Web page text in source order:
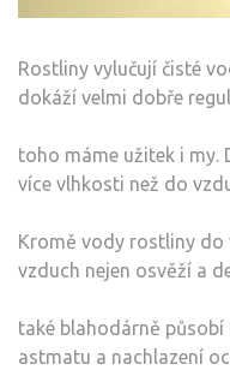
Rostliny vylučují čisté
dokáží velmi dobře
toho máme užitek i my.
více vlhkosti než do
Kromě vody rostliny do
vzduch nejen osvěží a
také blahodárně působí
astmatu a nachlazení